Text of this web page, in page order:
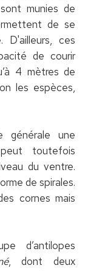
munies de
de se
D'ailleurs, ces
de courir
4 mètres de
les espèces,
générale une
toutefois
du ventre.
de spirales.
cornes mais
d’antilopes
, dont deux